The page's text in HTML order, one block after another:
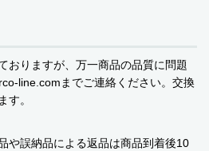
おりますが、万一商品の品質に問題
line.comまでご連絡ください。交換
す。
や誤納品による返品は商品到着後10